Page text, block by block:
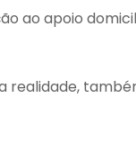
ao apoio
realidade,